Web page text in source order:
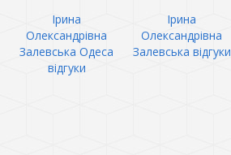
Ірина
Олександрівна
Залевська Одеса
відгуки
Ірина
Олександрівна
Залевська відгуки